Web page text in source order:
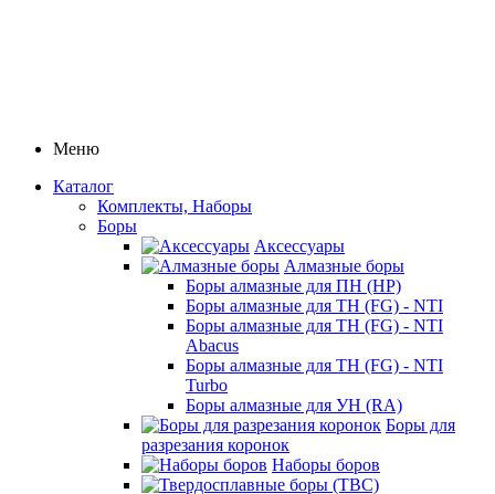
Меню
Каталог
Комплекты, Наборы
Боры
Аксессуары
Алмазные боры
Боры алмазные для ПН (HP)
Боры алмазные для ТН (FG) - NTI
Боры алмазные для ТН (FG) - NTI
Abacus
Боры алмазные для ТН (FG) - NTI
Turbo
Боры алмазные для УН (RA)
Боры для
разрезания коронок
Наборы боров